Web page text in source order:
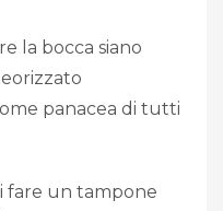
la bocca siano
panacea di tutti
fare un tampone